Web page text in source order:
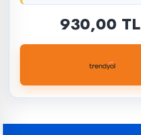
930,00 TL